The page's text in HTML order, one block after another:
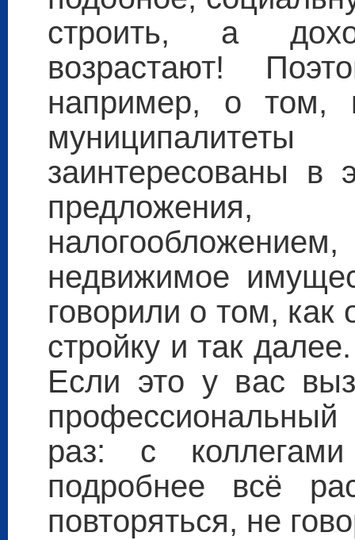
строить, а
возрастают!
например, о том,
заинтересованы в
недвижимое
говорили о том, как
стройку и так
Если это у вас
раз: с
подробнее всё
повторяться, не